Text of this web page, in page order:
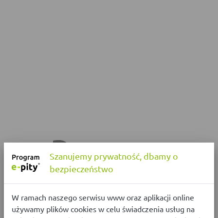
Szanujemy prywatność, dbamy o
bezpieczeństwo
W ramach naszego serwisu www oraz aplikacji online
używamy plików cookies w celu świadczenia usług na